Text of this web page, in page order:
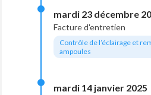
Ce véhicule est en mandat de
mardi 23 décembre
Facture d'entretien
Contrôle de l’éclairage et
ampoules
mardi 14 janvier 2025